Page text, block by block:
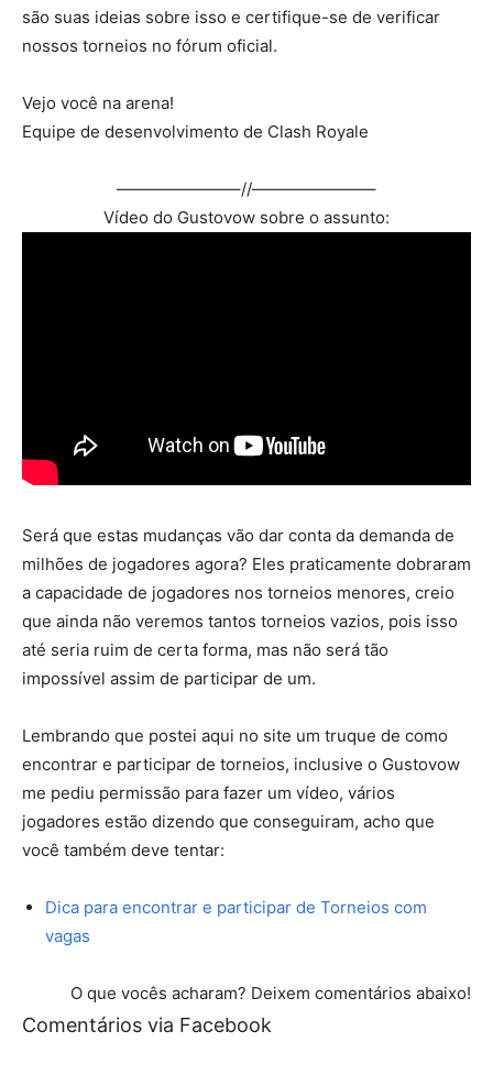
são suas ideias sobre isso e certifique-se de verificar
nossos torneios no fórum oficial.
Vejo você na arena!
Equipe de desenvolvimento de Clash Royale
———————–//———————–
Vídeo do Gustovow sobre o assunto:
Será que estas mudanças vão dar conta da demanda de
milhões de jogadores agora? Eles praticamente dobraram
a capacidade de jogadores nos torneios menores, creio
que ainda não veremos tantos torneios vazios, pois isso
até seria ruim de certa forma, mas não será tão
impossível assim de participar de um.
Lembrando que postei aqui no site um truque de como
encontrar e participar de torneios, inclusive o Gustovow
me pediu permissão para fazer um vídeo, vários
jogadores estão dizendo que conseguiram, acho que
você também deve tentar:
Dica para encontrar e participar de Torneios com
vagas
O que vocês acharam? Deixem comentários abaixo!
Comentários via Facebook